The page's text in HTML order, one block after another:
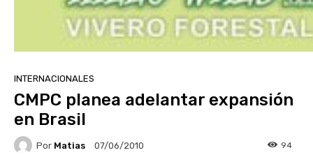
INTERNACIONALES
CMPC planea adelantar expansión
en Brasil
Por Matias 07/06/2010 94